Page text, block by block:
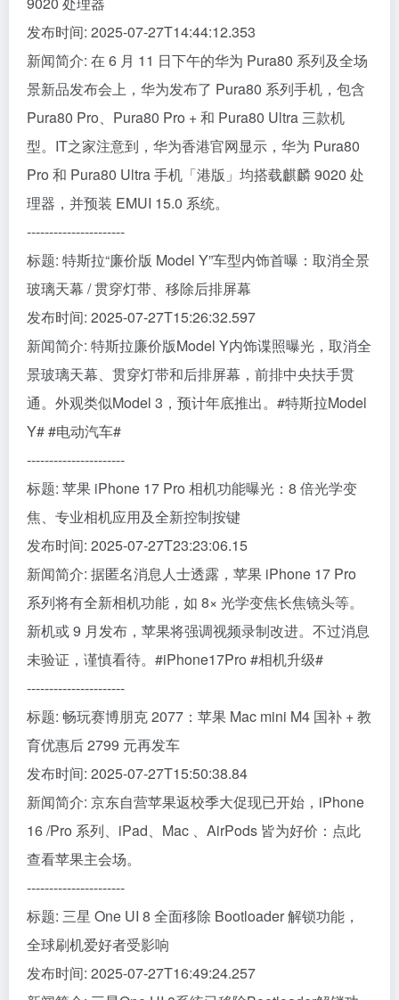
发布时间: 2025-07-27T14:44:12.353
新闻简介: 在 6 月 11 日下午的华为 Pura80 系列及全场
景新品发布会上，华为发布了 Pura80 系列手机，包含
Pura80 Pro、Pura80 Pro + 和 Pura80 Ultra 三款机
型。IT之家注意到，华为香港官网显示，华为 Pura80
Pro 和 Pura80 Ultra 手机「港版」均搭载麒麟 9020 处
理器，并预装 EMUI 15.0 系统。
----------------------
标题: 特斯拉“廉价版 Model Y”车型内饰首曝：取消全景
玻璃天幕 / 贯穿灯带、移除后排屏幕
发布时间: 2025-07-27T15:26:32.597
新闻简介: 特斯拉廉价版Model Y内饰谍照曝光，取消全
景玻璃天幕、贯穿灯带和后排屏幕，前排中央扶手贯
通。外观类似Model 3，预计年底推出。#特斯拉Model
Y# #电动汽车#
----------------------
标题: 苹果 iPhone 17 Pro 相机功能曝光：8 倍光学变
焦、专业相机应用及全新控制按键
发布时间: 2025-07-27T23:23:06.15
新闻简介: 据匿名消息人士透露，苹果 iPhone 17 Pro
系列将有全新相机功能，如 8× 光学变焦长焦镜头等。
新机或 9 月发布，苹果将强调视频录制改进。不过消息
未验证，谨慎看待。#iPhone17Pro #相机升级#
----------------------
标题: 畅玩赛博朋克 2077：苹果 Mac mini M4 国补 + 教
育优惠后 2799 元再发车
发布时间: 2025-07-27T15:50:38.84
新闻简介: 京东自营苹果返校季大促现已开始，iPhone
16 /Pro 系列、iPad、Mac 、AirPods 皆为好价：点此
查看苹果主会场。
----------------------
标题: 三星 One UI 8 全面移除 Bootloader 解锁功能，
全球刷机爱好者受影响
发布时间: 2025-07-27T16:49:24.257